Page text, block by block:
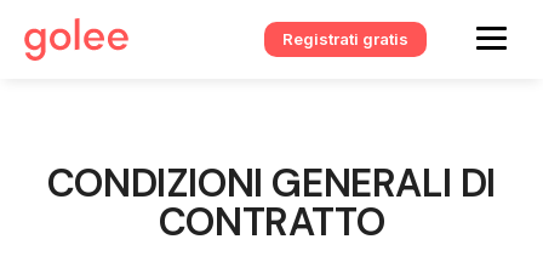
Registrati gratis
CONDIZIONI GENERALI DI
CONTRATTO